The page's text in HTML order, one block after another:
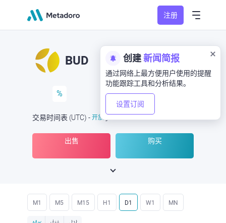
注册
创建新闻简报
通过网络上最方便用户使用的提醒
功能跟踪工具和分析结果。
设置订阅
BUD
%
交易时间表 (UTC) - 开放 于
出售 购买
M1 M5 M15 H1 D1 W1 MN